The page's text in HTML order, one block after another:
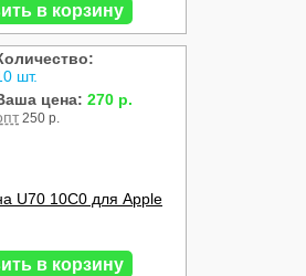
в корзину
шт.
цена: 270 р.
250 р.
U70 10C0 для Apple
в корзину